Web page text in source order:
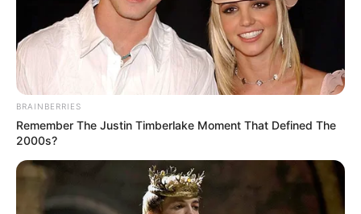
Αλιβέρι: Η εικόνα που έγινε viral συγκινεί
BRAINBERRIES
Remember The Justin Timberlake Moment That Defined The
2000s?